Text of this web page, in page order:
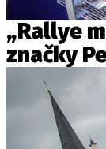
„Rallye
značky